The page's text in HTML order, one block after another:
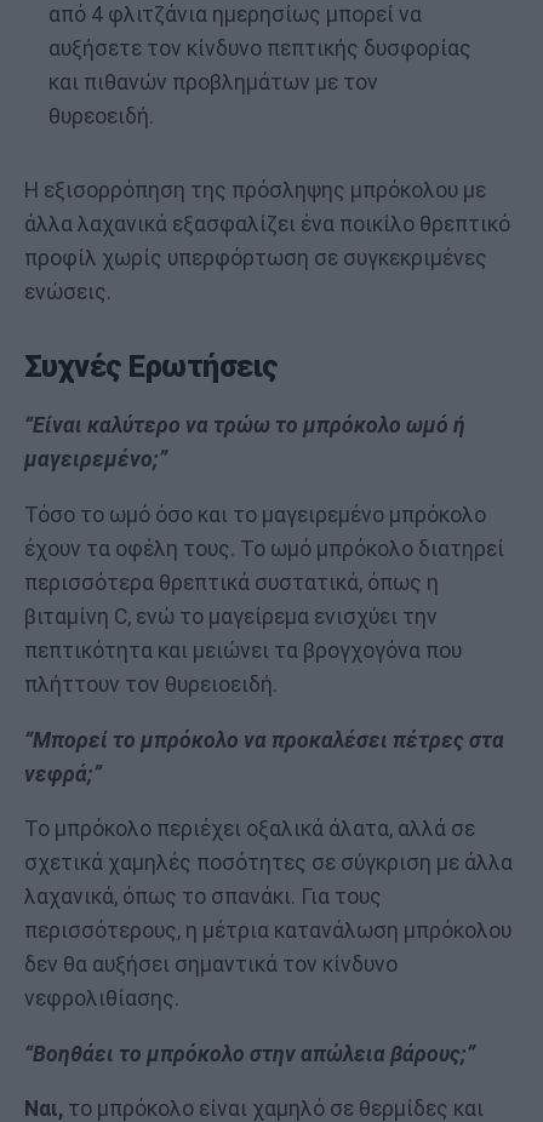
από 4 φλιτζάνια ημερησίως μπορεί να
αυξήσετε τον κίνδυνο πεπτικής δυσφορίας
και πιθανών προβλημάτων με τον
θυρεοειδή.
Η εξισορρόπηση της πρόσληψης μπρόκολου με
άλλα λαχανικά εξασφαλίζει ένα ποικίλο θρεπτικό
προφίλ χωρίς υπερφόρτωση σε συγκεκριμένες
ενώσεις.
Συχνές Ερωτήσεις
“Είναι καλύτερο να τρώω το μπρόκολο ωμό ή
μαγειρεμένο;”
Τόσο το ωμό όσο και το μαγειρεμένο μπρόκολο
έχουν τα οφέλη τους. Το ωμό μπρόκολο διατηρεί
περισσότερα θρεπτικά συστατικά, όπως η
βιταμίνη C, ενώ το μαγείρεμα ενισχύει την
πεπτικότητα και μειώνει τα βρογχογόνα που
πλήττουν τον θυρειοειδή.
“Μπορεί το μπρόκολο να προκαλέσει πέτρες στα
νεφρά;”
Το μπρόκολο περιέχει οξαλικά άλατα, αλλά σε
σχετικά χαμηλές ποσότητες σε σύγκριση με άλλα
λαχανικά, όπως το σπανάκι. Για τους
περισσότερους, η μέτρια κατανάλωση μπρόκολου
δεν θα αυξήσει σημαντικά τον κίνδυνο
νεφρολιθίασης.
“Βοηθάει το μπρόκολο στην απώλεια βάρους;”
Ναι, το μπρόκολο είναι χαμηλό σε θερμίδες και